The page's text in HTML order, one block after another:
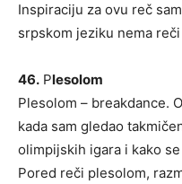
Inspiraciju za ovu reč
srpskom jeziku nema
46. Plesolom
Plesolom – breakdance.
kada sam gledao
olimpijskih igara i kako
Pored reči plesolom,